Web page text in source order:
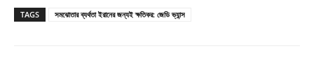
TAGS সমঝোতার ব্যর্থতা ইরানের জন্যই ক্ষতিকর: জেডি ভ্যান্স